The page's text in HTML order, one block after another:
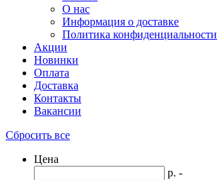
О нас
Информация о доставке
Политика конфиденциальности
Акции
Новинки
Оплата
Доставка
Контакты
Вакансии
Сбросить все
Цена
р. -